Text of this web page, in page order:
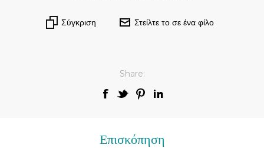
Σύγκριση Στείλτε το σε ένα φίλο
Share:
Επισκόπηση